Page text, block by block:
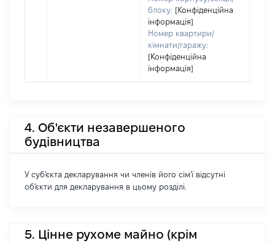
блоку: [Конфіденційна
інформація]
Номер квартири/
кімнати/гаражу:
[Конфіденційна
інформація]
4. Об'єкти незавершеного
будівництва
У суб'єкта декларування чи членів його сім'ї відсутні
об'єкти для декларування в цьому розділі.
5. Цінне рухоме майно (крім